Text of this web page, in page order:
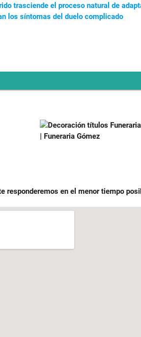
trasciende el proceso natural de
los síntomas del duelo complicado
responderemos en el menor tiempo